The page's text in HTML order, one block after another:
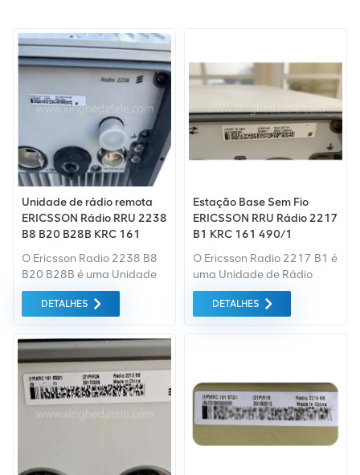
Unidade de rádio remota
ERICSSON Rádio RRU 2238
B8 B20 B28B KRC 161
O Ericsson Radio 2238 B8
B20 B28B é uma Unidade
de Rádio Remota (RRU)
multibanda de alta
Rádio Ericsson, que suporta
operação simultânea nas
Bandas 8 (900 MHz), 20
(800 MHz) e 28B (700 MHz)
com MIMO 2T2R e até 2 ×
aumento de capacidade
DETALHES
Estação Base Sem Fio
ERICSSON RRU Rádio 2217
B1 KRC 161 490/1
O Ericsson Radio 2217 B1 é
uma Unidade de Rádio
Remota (RRU) macro do
sistema Ericsson Radio
Banda 1 (2100 MHz) e
cobertura e a capacidade
em grandes áreas.
DETALHES